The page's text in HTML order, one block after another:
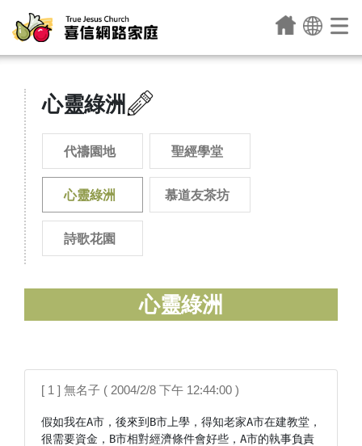
心靈綠洲
代禱園地 聖經學堂
心靈綠洲 慕道友茶坊
詩歌花園
心靈綠洲
[ 1 ] 無名子 ( 2004/2/8 下午 12:44:00 )
假如我在A市，後來到B市上學，得知老家A市在建教堂，
很需要資金，B市相對經濟條件會好些，A市的執事負責